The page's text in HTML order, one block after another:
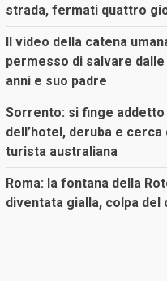
strada, fermati quattro
Il video della catena
permesso di salvare dalle
anni e suo padre
Sorrento: si finge addetto
dell’hotel, deruba e
turista australiana
Roma: la fontana della
diventata gialla, colpa del